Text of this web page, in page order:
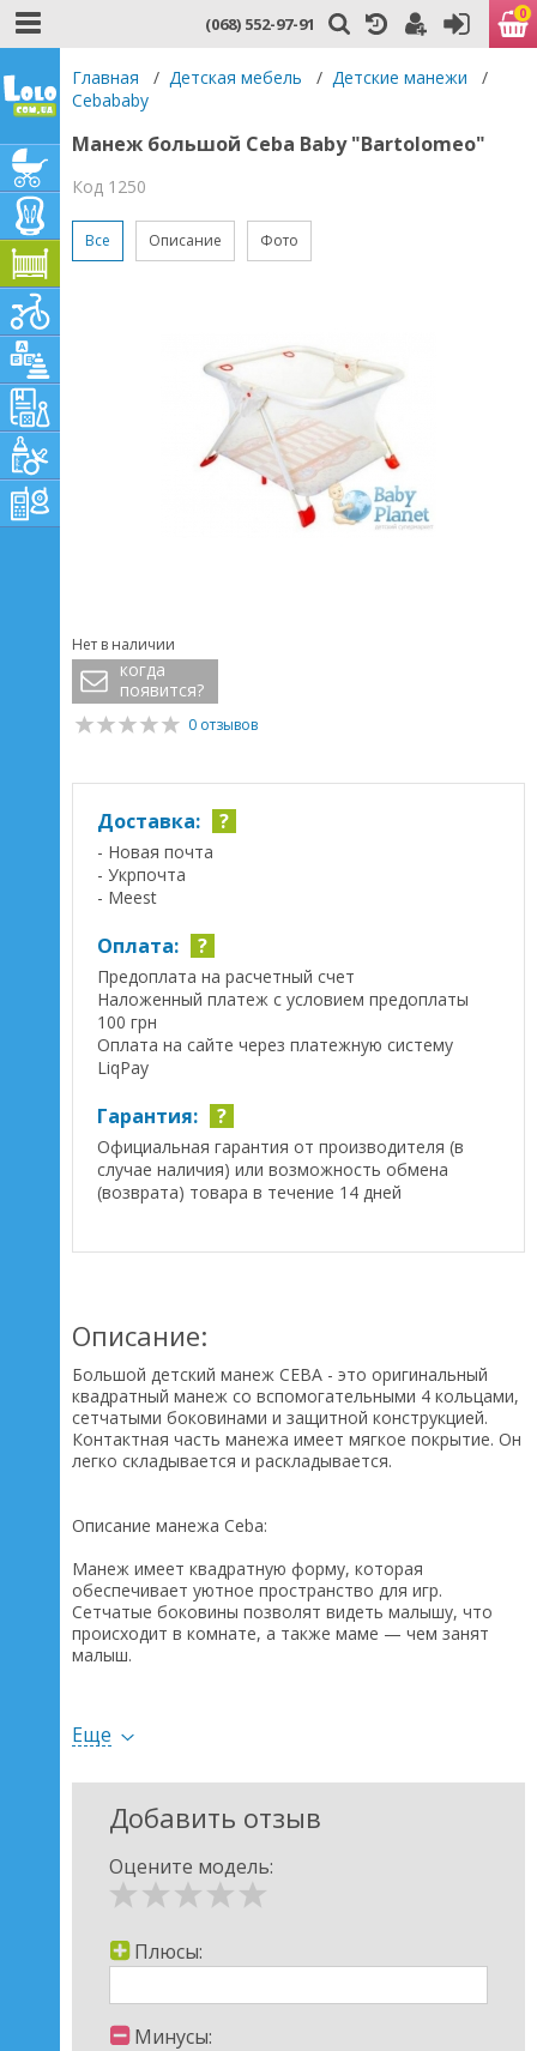
(068) 552-97-91 0
Главная / Детская мебель / Детские манежи
/
Cebababy
Манеж большой Ceba Baby "Bartolomeo"
Код 1250
Все Описание Фото
Нет в наличии
когда
появится?
0 отзывов
Доставка: ?
- Новая почта
- Укрпочта
- Meest
Оплата: ?
Предоплата на расчетный счет
Наложенный платеж с условием предоплаты
100 грн
Оплата на сайте через платежную систему
LiqPay
Гарантия: ?
Официальная гарантия от производителя (в
случае наличия) или возможность обмена
(возврата) товара в течение 14 дней
Описание:
Большой детский манеж СЕВА - это оригинальный
квадратный манеж со вспомогательными 4 кольцами,
сетчатыми боковинами и защитной конструкцией.
Контактная часть манежа имеет мягкое покрытие. Он
легко складывается и раскладывается.
Описание манежа Ceba:
Манеж имеет квадратную форму, которая
обеспечивает уютное пространство для игр.
Сетчатые боковины позволят видеть малышу, что
происходит в комнате, а также маме — чем занят
малыш.
покрытие.
Параметры CEBA - Манеж Большой.
Размеры: 105х105х78см
Еще
Добавить отзыв
Оцените модель:
Плюсы:
Минусы: